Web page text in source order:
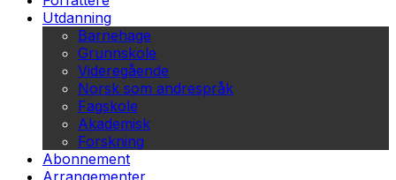
Utdanning
Barnehage
Grunnskole
Videregående
Norsk som andrespråk
Fagskole
Akademisk
Forskning
Abonnement
Arrangementer